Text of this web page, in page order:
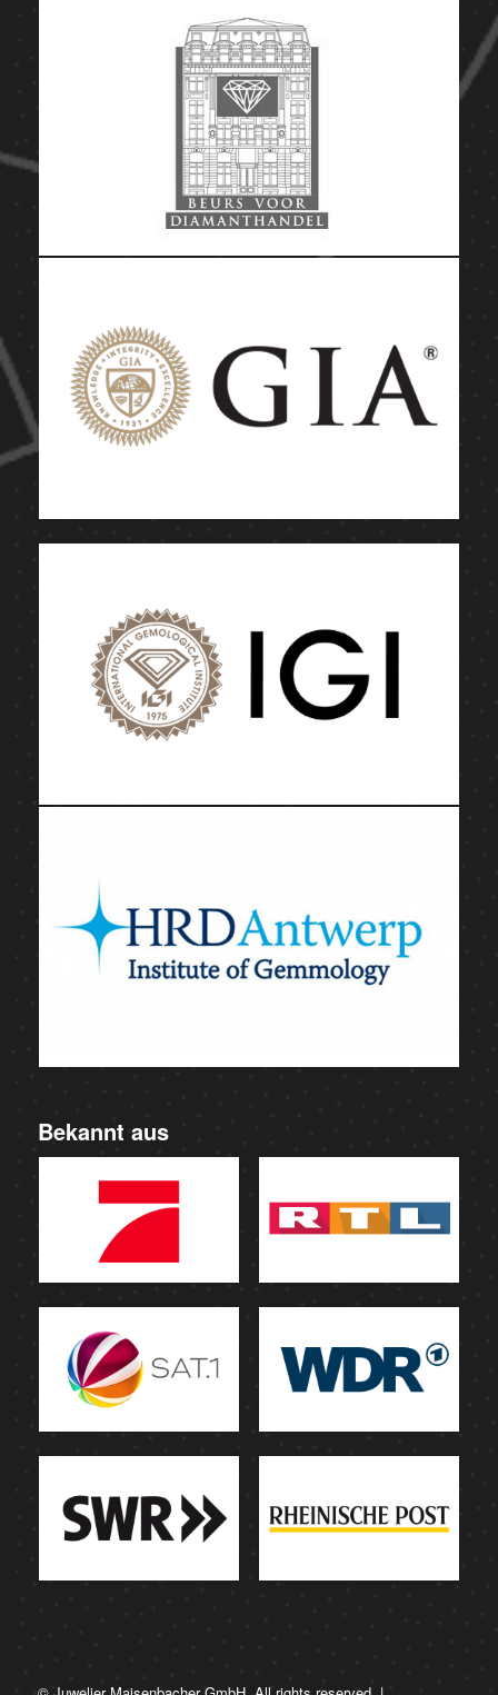
Bekannt aus